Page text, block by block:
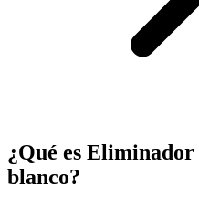
¿Qué es Eliminador
blanco?